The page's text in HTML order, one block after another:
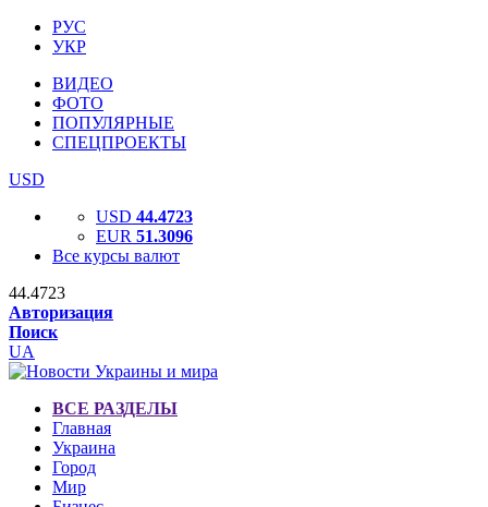
РУС
УКР
ВИДЕО
ФОТО
ПОПУЛЯРНЫЕ
СПЕЦПРОЕКТЫ
USD
USD 44.4723
EUR 51.3096
Все курсы валют
44.4723
Авторизация
Поиск
UA
ВСЕ РАЗДЕЛЫ
Главная
Украина
Город
Мир